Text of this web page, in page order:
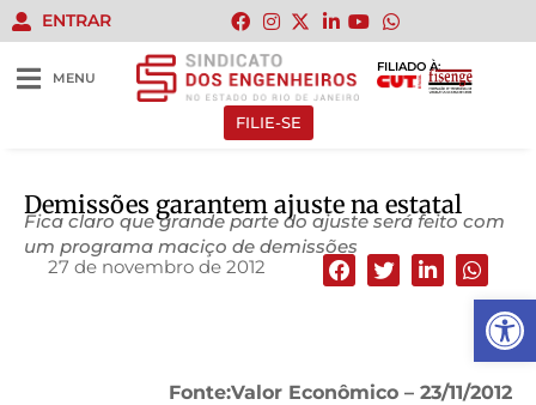
Abrir
ENTRAR
MENU
FILIADO À:
FILIE-SE
Demissões garantem ajuste na estatal
Fica claro que grande parte do ajuste será feito com
um programa maciço de demissões
27 de novembro de 2012
Fonte:Valor Econômico – 23/11/2012